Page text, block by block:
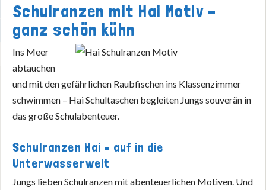
Schulranzen mit Hai Motiv –
ganz schön kühn
Ins Meer
abtauchen
und mit den gefährlichen Raubfischen ins Klassenzimmer
schwimmen – Hai Schultaschen begleiten Jungs souverän in
das große Schulabenteuer.
Schulranzen Hai – auf in die
Unterwasserwelt
Jungs lieben Schulranzen mit abenteuerlichen Motiven. Und